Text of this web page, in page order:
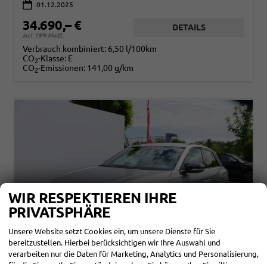
01.12.2025
34.690,– €
incl. 19% MwSt.
DETAILS
Verbrauch kombiniert: 6,50 l/100km
CO2-Klasse: E
CO2-Emissionen: 141,00 g/km
WIR RESPEKTIEREN IHRE
PRIVATSPHÄRE
Unsere Website setzt Cookies ein, um unsere Dienste für Sie
bereitzustellen. Hierbei berücksichtigen wir Ihre Auswahl und
verarbeiten nur die Daten für Marketing, Analytics und Personalisierung,